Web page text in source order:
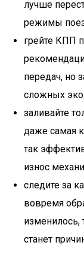
лучше
режимы
грейте КПП
передач, но
сложных
заливайте
даже самая
так
износ
следите за
вовремя
изменилось,
станет